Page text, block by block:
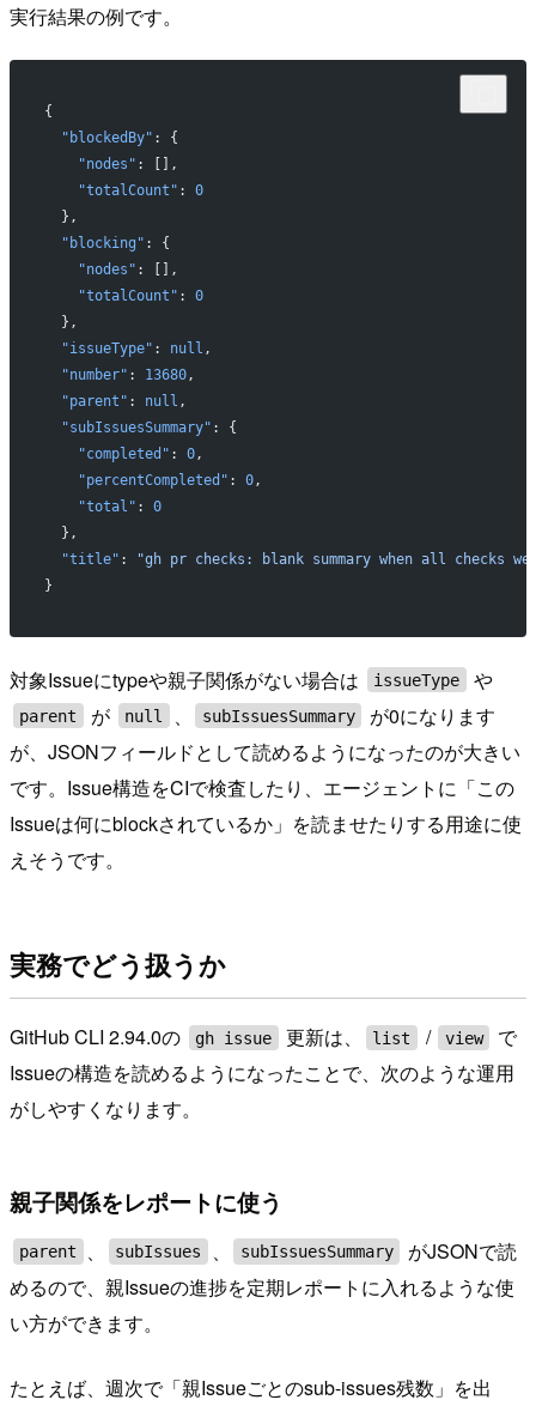
実行結果の例です。
{
  "blockedBy"
: {
    "nodes"
: [],
    "totalCount"
: 0
  },
  "blocking"
: {
    "nodes"
: [],
    "totalCount"
: 0
  },
  "issueType"
: null ,
  "number"
: 13680,
  "parent"
: null ,
  "subIssuesSummary"
: {
    "completed"
: 0,
    "percentCompleted"
: 0,
    "total"
: 0
  },
  "title"
:
"gh pr checks: blank summary when all checks
}
対象Issueにtypeや親子関係がない場合は issueType や
parent が null subIssuesSummary
が0になります
が、JSONフィールドとして読めるようになったのが大きい
です。Issue構造をCIで検査したり、エージェントに「この
Issueは何にblockされているか」を読ませたりする用途に使
えそうです。
実務でどう扱うか
GitHub CLI 2.94.0の gh issue 更新は、 list / view
で
Issueの構造を読めるようになったことで、次のような運用
がしやすくなります。
親子関係をレポートに使う
parent 、 subIssues 、 subIssuesSummary
がJSONで読
めるので、親Issueの進捗を定期レポートに入れるような使
い方ができます。
たとえば、週次で「親Issueごとのsub-issues残数」を出